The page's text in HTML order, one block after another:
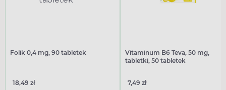
Folik 0,4 mg, 90 tabletek
18,49 zł
Vitaminum B6 Teva, 50 mg,
tabletki, 50 tabletek
7,49 zł